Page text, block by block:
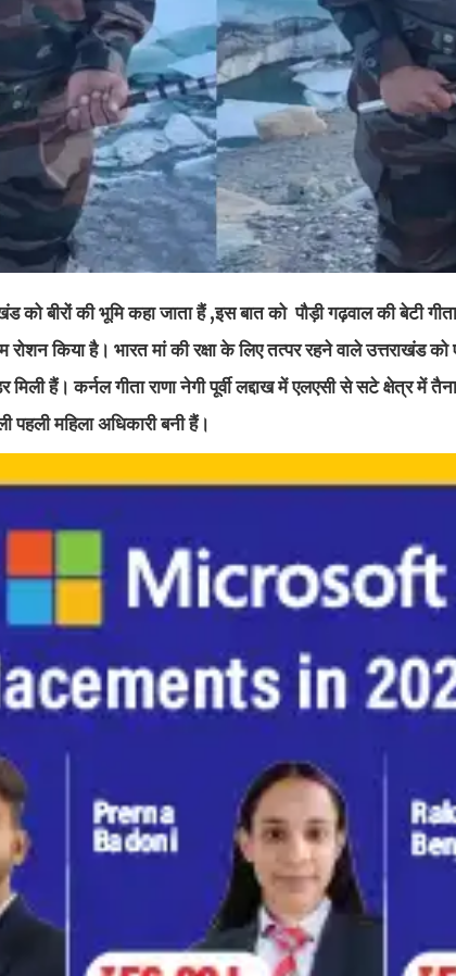
की भूमि कहा जाता हैं ,इस बात को पौड़ी गढ़वाल की बेटी
रोशन किया है। भारत मां की रक्षा के लिए तत्पर रहने वाले उत्तराखंड
हैं। कर्नल गीता राणा नेगी पूर्वी लद्दाख में एलएसी से सटे क्षेत्र
महिला अधिकारी बनी हैं।